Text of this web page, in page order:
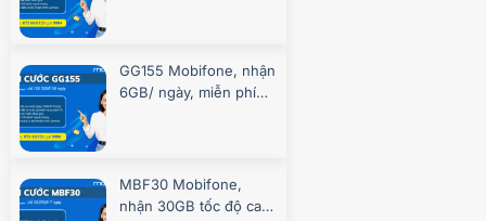
GG155 Mobifone, nhận
6GB/ ngày, miễn phí
MBF30 Mobifone,
nhận 30GB tốc độ cao